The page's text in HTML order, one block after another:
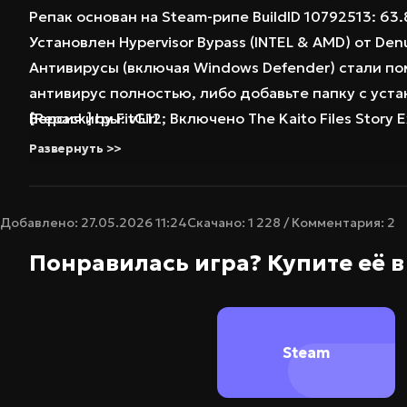
Репак основан на Steam-рипе BuildID 10792513:
Установлен Hypervisor Bypass (INTEL & AMD) от
Антивирусы (включая Windows Defender) стали
антивирус полностью, либо добавьте папку с
Версия игры: v1.12; Включено The Kaito Files Story
Добавлены три бонусных саундтрека (Original
100% Lossless и MD5 Perfect: все файлы после
Возможность не скачивать и не устанавливать
Установка занимает 17-70 минут (зависит от
После инсталляции игра занимает до 64.4 Гб
Язык изменяется в найстроках игры
[Repack] by FitGirl
Развернуть >>
Добавлено: 27.05.2026 11:24Скачано: 1 228 / Комментария: 2
Понравилась игра? Купите
Steam